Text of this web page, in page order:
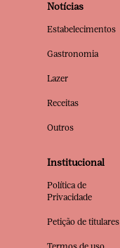
Notícias
Estabelecimentos
Gastronomia
Lazer
Receitas
Outros
Institucional
Política de
Privacidade
Petição de titulares